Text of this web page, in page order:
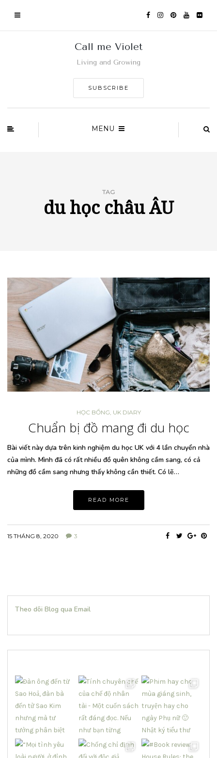
Call me Violet
Living and Growing
SUBSCRIBE
MENU
TAG
du học châu ÂU
HỌC BỔNG UK DIARY
Chuẩn bị đồ mang đi du học
Bài viết này dựa trên kinh nghiệm du học UK với 4 lần chuyển nhà
của mình. Mình đã có rất nhiều đồ quên không cầm sang, có cả
những đồ cầm sang nhưng thấy không cần thiết. Có lẽ…
READ MORE
15 THÁNG 8, 2020 3
Theo dõi Blog qua Email